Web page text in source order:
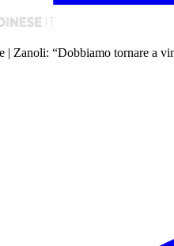
| Zanoli: “Dobbiamo tornare a